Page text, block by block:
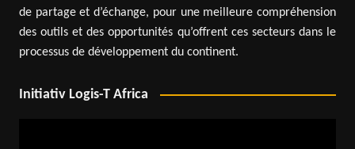
de partage et d’échange, pour une meilleure compréhension
des outils et des opportunités qu’offrent ces secteurs dans le
processus de développement du continent.
Initiativ Logis-T Africa